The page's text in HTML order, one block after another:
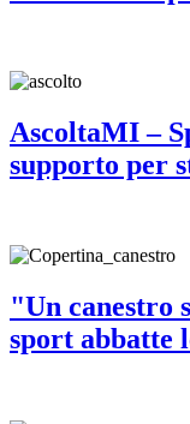
AscoltaMI –
supporto per
"Un canestro
sport abbatte